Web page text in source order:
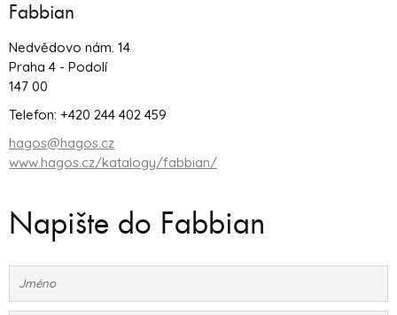
Fabbian
Nedvědovo nám. 14
Praha 4 - Podolí
147 00
Telefon: +420 244 402 459
hagos@hagos.cz
www.hagos.cz/katalogy/fabbian/
Napište do Fabbian